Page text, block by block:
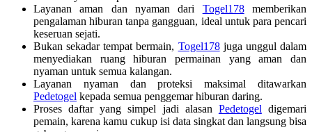
Layanan aman dan nyaman dari Togel178memberikan
pengalaman hiburan tanpa gangguan, ideal untuk para pencari
keseruan sejati.
Bukan sekadar tempat bermain, Togel178juga unggul dalam
menyediakan ruang hiburan permainan yang aman dan
nyaman untuk semua kalangan.
Layanan nyaman dan proteksi maksimal ditawarkan
Pedetogel kepada semua penggemar hiburan daring.
Proses daftar yang simpel jadi alasan Pedetogel digemari
pemain, karena kamu cukup isi data singkat dan langsung bisa